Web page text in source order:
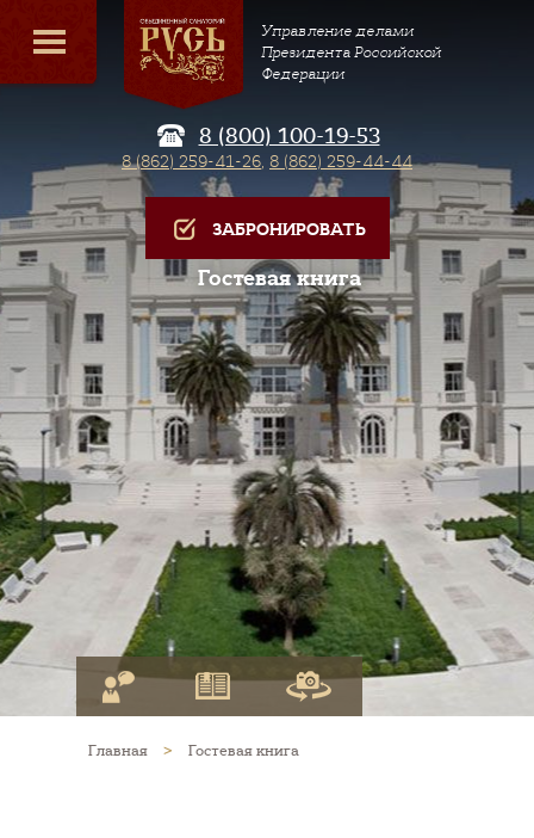
Управление делами
Президента Российской
Федерации
8 (800) 100-19-53
8 (862) 259-41-26, 8 (862) 259-44-44
ЗАБРОНИРОВАТЬ
Гостевая книга
Главная > Гостевая книга